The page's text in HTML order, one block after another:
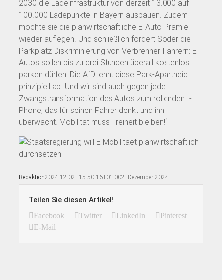
2030 die Ladeinfrastruktur von derzeit 13.000 auf
100.000 Ladepunkte in Bayern ausbauen. Zudem
möchte sie die planwirtschaftliche E-Auto-Prämie
wieder auflegen. Und schließlich fordert Söder die
Parkplatz-Diskriminierung von Verbrenner-Fahrern: E-
Autos sollen bis zu drei Stunden überall kostenlos
parken dürfen! Die AfD lehnt diese Park-Apartheid
prinzipiell ab. Und wir sind auch gegen jede
Zwangstransformation des Autos zum rollenden I-
Phone, das für seinen Fahrer denkt und ihn
überwacht. Mobilität muss Freiheit bleiben!“
Redaktion2024-12-02T15:50:16+01:002. Dezember 2024|
Teilen Sie diesen Artikel!
Facebook Twitter LinkedIn
Pinterest
E-Mail